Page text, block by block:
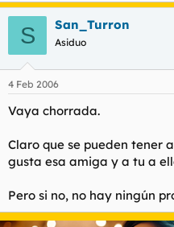
S San_Turron
Asiduo
4 Feb 2006
Vaya chorrada.
Claro que se pueden tener
gusta esa amiga y a tu a
Pero si no, no hay ningún